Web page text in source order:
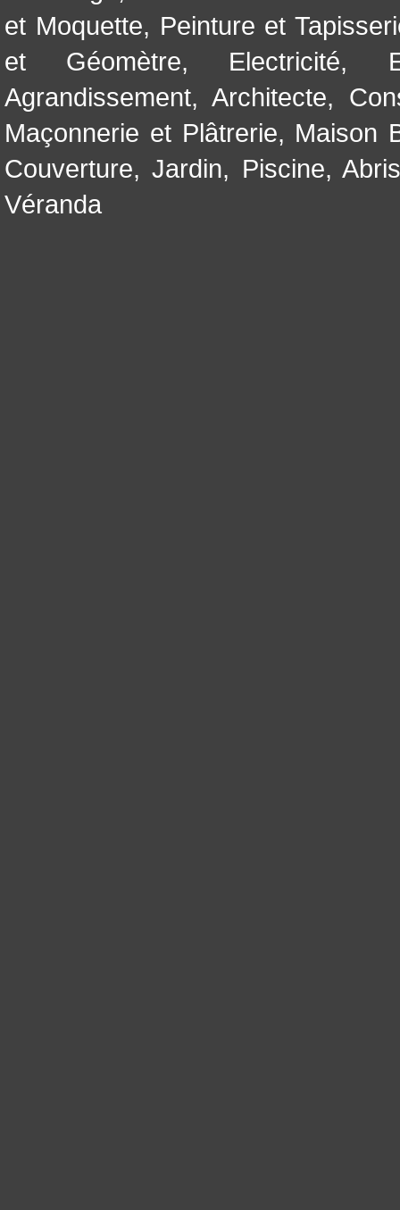
et Moquette, Peinture et
et Géomètre, Electricité,
Agrandissement, Architecte,
Maçonnerie et Plâtrerie, Maison
Couverture,Jardin, Piscine,
Véranda